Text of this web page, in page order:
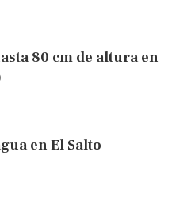
80 cm de altura en
en El Salto